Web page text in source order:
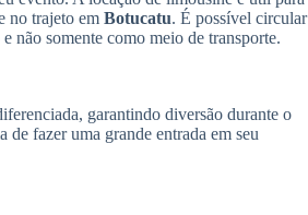
no trajeto em Botucatu. É possível circular
não somente como meio de transporte.
garantindo diversão durante o
fazer uma grande entrada em seu